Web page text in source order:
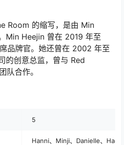
Room 的缩写，是由 Min
Min Heejin 曾在 2019 年至
品牌官。她还曾在 2002 年至
的创意总监，曾与 Red
队合作。
5
Hanni、Minji、Danielle、